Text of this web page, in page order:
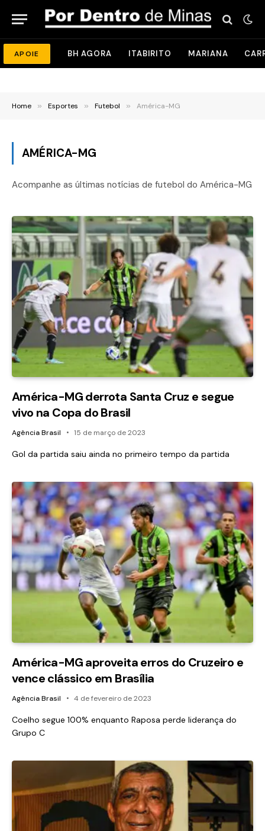
APOIE BH AGORA ITABIRITO MARIANA
Home » Esportes » Futebol » América-MG
AMÉRICA-MG
Acompanhe as últimas notícias de futebol do América-MG
América-MG derrota Santa Cruz e segue
vivo na Copa do Brasil
Agência Brasil 15 de março de 2023
Gol da partida saiu ainda no primeiro tempo da partida
América-MG aproveita erros do Cruzeiro e
vence clássico em Brasília
Agência Brasil 4 de fevereiro de 2023
Coelho segue 100% enquanto Raposa perde liderança do
Grupo C